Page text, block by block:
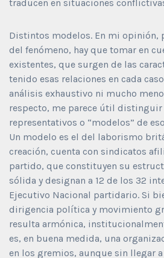
traducen en situaciones
Distintos modelos. En mi opinión,
del fenómeno, hay que tomar en
existentes, que surgen de las
tenido esas relaciones en cada
análisis exhaustivo ni mucho
respecto, me parece útil
representativos o “modelos” de
Un modelo es el del laborismo
creación, cuenta con sindicatos
partido, que constituyen su
sólida y designan a 12 de los 32
Ejecutivo Nacional partidario. Si
dirigencia política y movimiento
resulta armónica,
es, en buena medida, una
en los gremios, aunque sin llegar